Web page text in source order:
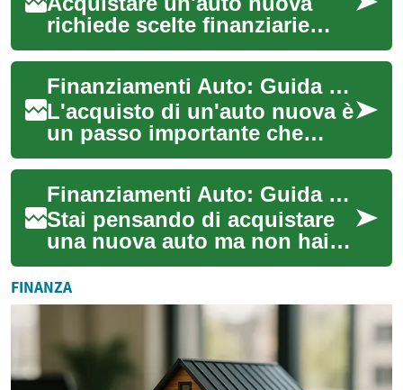
richiede scelte finanziarie
ponderate. Questa guida sui
finanziamenti auto spiega
differenze...
Finanziamenti Auto: Guida Completa per Acquistare la Tua Nuova Vettura
L'acquisto di un'auto nuova è
un passo importante che
richiede una pianificazione
finanziaria attenta. I
finanziament...
Finanziamenti Auto: Guida Completa per Acquistare la Tua Nuova Vettura
Stai pensando di acquistare
una nuova auto ma non hai
abbastanza liquidità per
pagarla in un'unica
soluzione? I finan...
FINANZA